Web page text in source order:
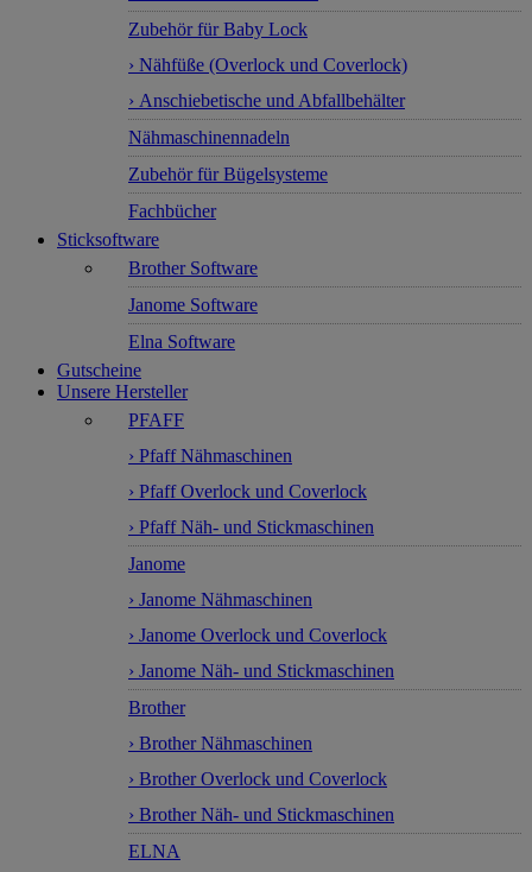
Zubehör für Baby Lock
› Nähfüße (Overlock und Coverlock)
› Anschiebetische und Abfallbehälter
Nähmaschinennadeln
Zubehör für Bügelsysteme
Fachbücher
Sticksoftware
Brother Software
Janome Software
Elna Software
Gutscheine
Unsere Hersteller
PFAFF
› Pfaff Nähmaschinen
› Pfaff Overlock und Coverlock
› Pfaff Näh- und Stickmaschinen
Janome
› Janome Nähmaschinen
› Janome Overlock und Coverlock
› Janome Näh- und Stickmaschinen
Brother
› Brother Nähmaschinen
› Brother Overlock und Coverlock
› Brother Näh- und Stickmaschinen
ELNA